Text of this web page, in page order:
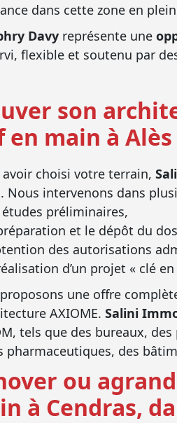
dans cette zone en
Davy représente une
flexible et soutenu par
son
en main à
avoir choisi votre terrain,
Nous intervenons dans
études préliminaires,
et le dépôt du
des autorisations
d’un projet « clé
une offre
AXIOME. Salini
tels que des bureaux,
pharmaceutiques, des
ou
à Cendras,